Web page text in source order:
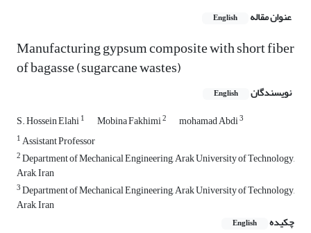
عنوان مقاله English
Manufacturing gypsum composite with short fiber
of bagasse (sugarcane wastes)
نویسندگان English
S. Hossein Elahi1 Mobina Fakhimi2 mohamad Abdi3
1Assistant Professor
2Department of Mechanical Engineering, Arak University of Technology,
Arak, Iran
3Department of Mechanical Engineering, Arak University of Technology,
Arak, Iran
چکیده
English